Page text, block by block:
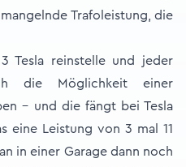
Trafoleistung, die
Tesla reinstelle und jeder
die Möglichkeit einer
- und die fängt bei Tesla
eine Leistung von 3 mal 11
in einer Garage dann noch